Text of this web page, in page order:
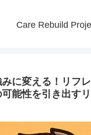
Care Rebuild
に変える！リフ
可能性を引き出す